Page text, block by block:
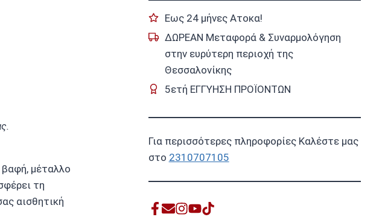
μέταλλο
τη
αισθητική
Εως 24 μήνες Ατοκα!
ΔΩΡΕΑΝ Μεταφορά & Συναρμολόγηση
στην ευρύτερη περιοχή της
Θεσσαλονίκης
5ετή ΕΓΓΥΗΣΗ ΠΡΟΪΟΝΤΩΝ
Για περισσότερες πληροφορίες Καλέστε μας
στο 2310707105